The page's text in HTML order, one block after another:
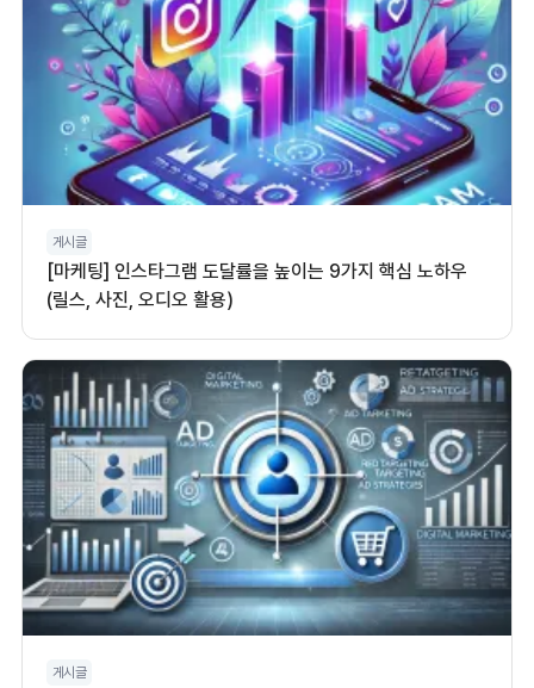
게시글
[마케팅] 인스타그램 도달률을 높이는 9가지 핵심 노하우
(릴스, 사진, 오디오 활용)
게시글